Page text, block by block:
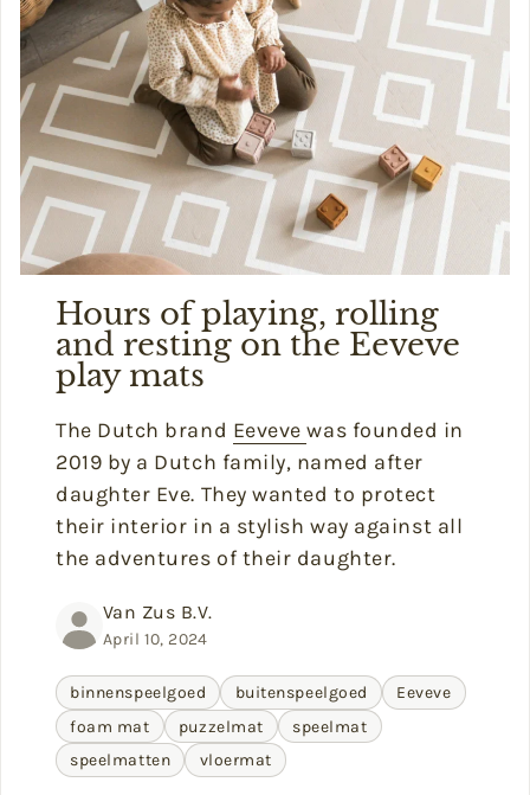
Hours of playing, rolling
and resting on the Eeveve
play mats
The Dutch brand Eevevewas founded in
2019 by a Dutch family, named after
daughter Eve. They wanted to protect
their interior in a stylish way against all
the adventures of their daughter.
Van Zus B.V.
April 10, 2024
binnenspeelgoed buitenspeelgoed
Eeveve
foam mat
puzzelmat
speelmat
speelmatten
vloermat